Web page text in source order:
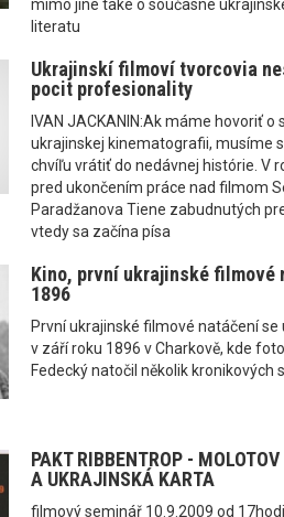
mimo jiné také o současné
literatu
Ukrajinskí filmoví tvorcovia
pocit profesionality
IVAN JACKANIN:Ak máme hovoriť o
ukrajinskej kinematografii, musíme
chvíľu vrátiť do nedávnej histórie. V
pred ukončením práce nad filmom
Paradžanova Tiene zabudnutých
vtedy sa začína písa
Kino, první ukrajinské filmové
1896
První ukrajinské filmové natáčení se
v září roku 1896 v Charkově, kde
Fedecký natočil několik kronikových
PAKT RIBBENTROP -
A UKRAJINSKÁ KARTA
filmový seminář 10.9.2009 od